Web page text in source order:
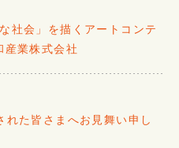
社会」を描くアートコンテ
業株式会社
た皆さまへお見舞い申し